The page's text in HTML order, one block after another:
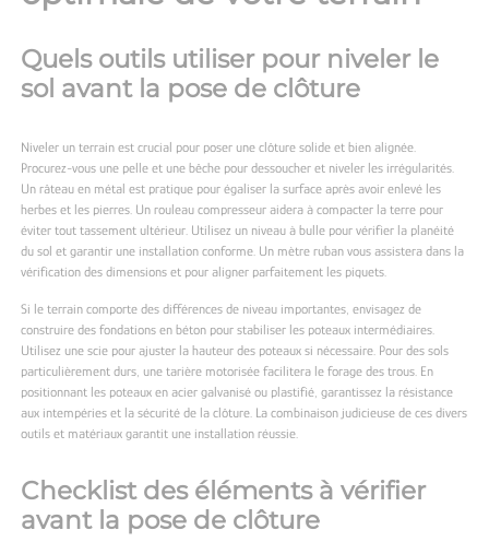
Quels outils utiliser pour niveler le
sol avant la pose de clôture
Niveler un terrain est crucial pour poser une clôture solide et bien alignée.
Procurez-vous une pelle et une bêche pour dessoucher et niveler les irrégularités.
Un râteau en métal est pratique pour égaliser la surface après avoir enlevé les
herbes et les pierres. Un rouleau compresseur aidera à compacter la terre pour
éviter tout tassement ultérieur. Utilisez un niveau à bulle pour vérifier la planéité
du sol et garantir une installation conforme. Un mètre ruban vous assistera dans la
vérification des dimensions et pour aligner parfaitement les piquets.
Si le terrain comporte des différences de niveau importantes, envisagez de
construire des fondations en béton pour stabiliser les poteaux intermédiaires.
Utilisez une scie pour ajuster la hauteur des poteaux si nécessaire. Pour des sols
particulièrement durs, une tarière motorisée facilitera le forage des trous. En
positionnant les poteaux en acier galvanisé ou plastifié, garantissez la résistance
aux intempéries et la sécurité de la clôture. La combinaison judicieuse de ces divers
outils et matériaux garantit une installation réussie.
Checklist des éléments à vérifier
avant la pose de clôture